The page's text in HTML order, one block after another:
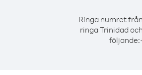
Ringa numret
ringa Trinidad
följande: